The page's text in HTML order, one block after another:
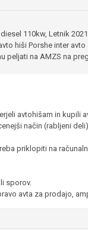
110kw, Letnik
hiši Porshe inter
peljati na AMZS na
avtohišam in kupili
način (rabljeni
priklopiti na
sporov.
avta za prodajo,